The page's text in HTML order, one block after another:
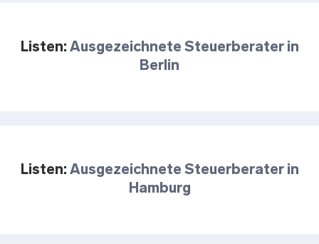
Listen: Ausgezeichnete Steuerberater in
Berlin
Listen: Ausgezeichnete Steuerberater in
Hamburg